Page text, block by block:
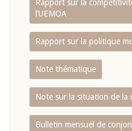
Rapport sur la
l‘UEMOA
Rapport sur la politique
Note thématique
Note sur la situation de la
Bulletin mensuel de